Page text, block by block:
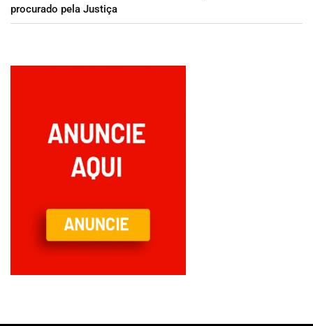
procurado pela Justiça